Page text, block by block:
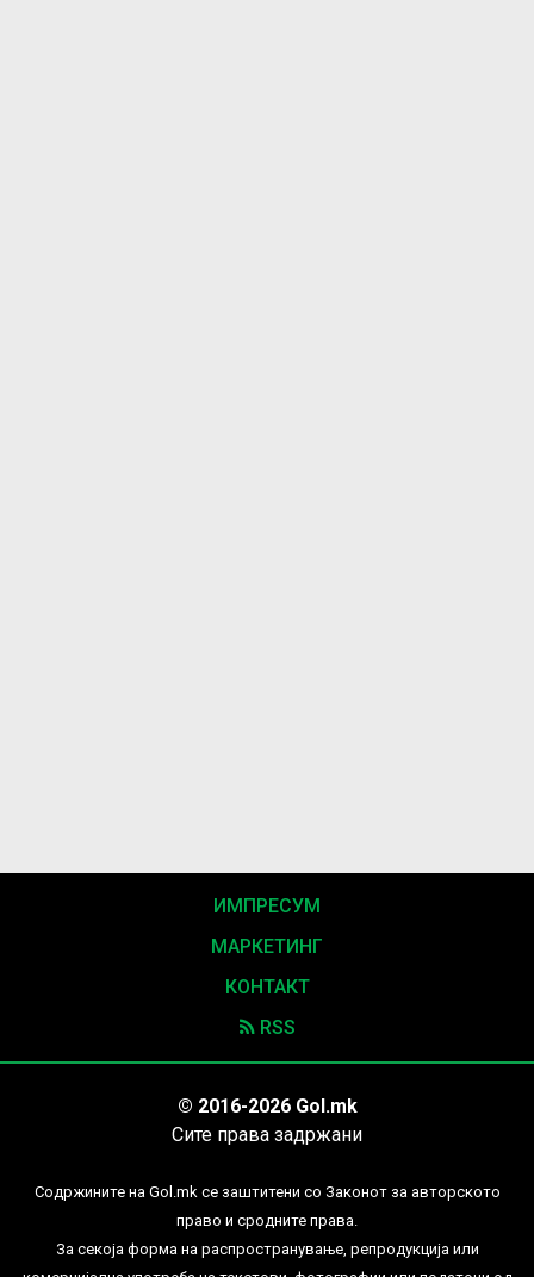
ИМПРЕСУМ
МАРКЕТИНГ
КОНТАКТ
RSS
© 2016-2026 Gol.mk
Сите права задржани
Содржините на Gol.mk се заштитени со Законот за авторското
право и сродните права.
За секоја форма на распространување, репродукција или